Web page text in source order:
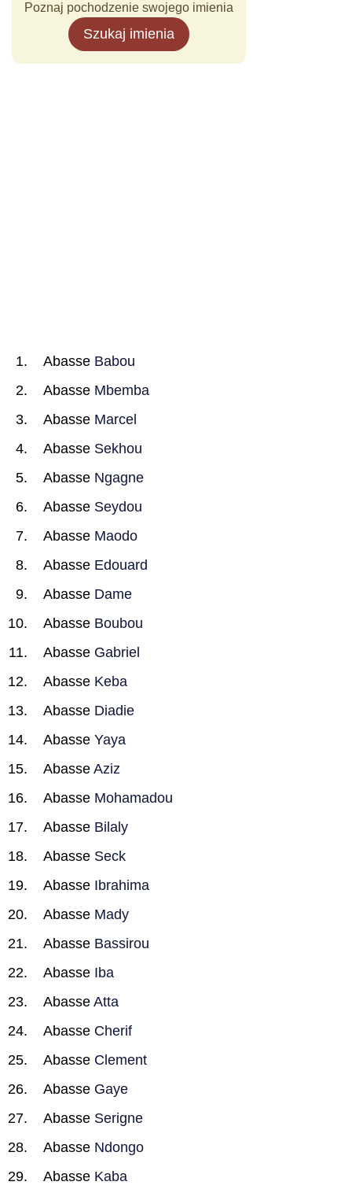
Poznaj pochodzenie swojego imienia
Szukaj imienia
Abasse Babou
Abasse Mbemba
Abasse Marcel
Abasse Sekhou
Abasse Ngagne
Abasse Seydou
Abasse Maodo
Abasse Edouard
Abasse Dame
Abasse Boubou
Abasse Gabriel
Abasse Keba
Abasse Diadie
Abasse Yaya
Abasse Aziz
Abasse Mohamadou
Abasse Bilaly
Abasse Seck
Abasse Ibrahima
Abasse Mady
Abasse Bassirou
Abasse Iba
Abasse Atta
Abasse Cherif
Abasse Clement
Abasse Gaye
Abasse Serigne
Abasse Ndongo
Abasse Kaba